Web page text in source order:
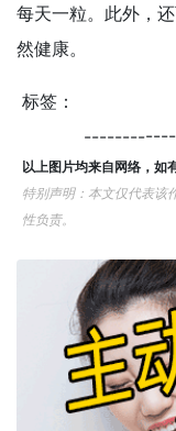
每天一粒。此外，
然健康。
标签：
以上图片均来自网络，如
特别声明：本文仅代表该
性负责。